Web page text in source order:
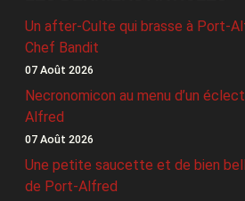
Un after-Culte qui brasse à Port-
Chef Bandit
07 Août 2026
Necronomicon au menu d’un
Alfred
07 Août 2026
Une petite saucette et de bien
de Port-Alfred